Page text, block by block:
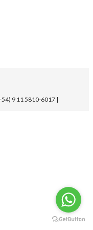
9 11 5810-6017 |